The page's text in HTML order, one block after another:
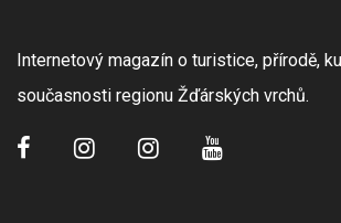
Internetový magazín o turistice, přírodě,
současnosti regionu Žďárských vrchů.